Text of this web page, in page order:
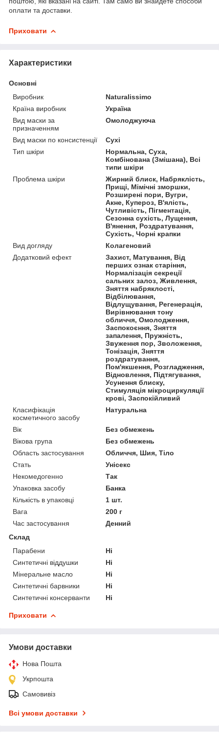
оплати та доставки.
Приховати
Характеристики
Основні
Виробник
Naturalissimo
Країна виробник
Україна
Вид маски за
призначенням
Омолоджуюча
Вид маски по консистенції
Сухі
Тип шкіри
Нормальна, Суха,
Комбінована (Змішана), Всі
типи шкіри
Проблема шкіри
Жирний блиск, Набряклість,
Прищі, Мімічні зморшки,
Розширені пори, Вугри,
Акне, Купероз, В'ялість,
Чутливість, Пігментація,
Сезонна сухість, Лущення,
В'янення, Роздратування,
Сухість, Чорні крапки
Вид догляду
Колагеновий
Додатковий ефект
Захист, Матування, Від
перших ознак старіння,
Нормалізація секреції
сальних залоз, Живлення,
Зняття набряклості,
Відбілювання,
Відлущування, Регенерація,
Вирівнювання тону
обличчя, Омолодження,
Заспокоєння, Зняття
запалення, Пружність,
Звуження пор, Зволоження,
Тонізація, Зняття
роздратування,
Пом'якшення, Розгладження,
Відновлення, Підтягування,
Усунення блиску,
Стимуляція мікроциркуляції
крові, Заспокійливий
Класифікація
косметичного засобу
Натуральна
Вік
Без обмежень
Вікова група
Без обмежень
Область застосування
Обличчя, Шия, Тіло
Стать
Унісекс
Некомедогенно
Так
Упаковка засобу
Банка
Кількість в упаковці
1 шт.
Вага
200 г
Час застосування
Денний
Склад
Парабени
Ні
Синтетичні віддушки
Ні
Мінеральне масло
Ні
Синтетичні барвники
Ні
Синтетичні консерванти
Ні
Приховати
Умови доставки
Нова Пошта
Укрпошта
Самовивіз
Всі умови доставки